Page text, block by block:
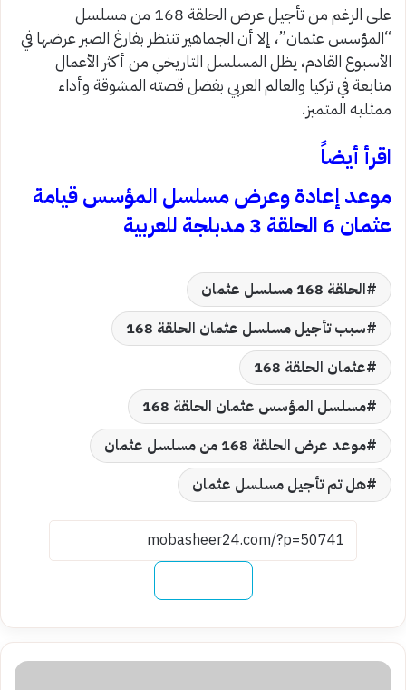
على الرغم من تأجيل عرض الحلقة 168 من مسلسل
“المؤسس عثمان”، إلا أن الجماهير تنتظر بفارغ الصبر عرضها في
الأسبوع القادم، يظل المسلسل التاريخي من أكثر الأعمال
متابعة في تركيا والعالم العربي بفضل قصته المشوقة وأداء
ممثليه المتميز.
اقرأ أيضاً
موعد إعادة وعرض مسلسل المؤسس قيامة
عثمان 6 الحلقة 3 مدبلجة للعربية
الحلقة 168 مسلسل عثمان
سبب تأجيل مسلسل عثمان الحلقة 168
عثمان الحلقة 168
مسلسل المؤسس عثمان الحلقة 168
موعد عرض الحلقة 168 من مسلسل عثمان
هل تم تأجيل مسلسل عثمان
زهرة